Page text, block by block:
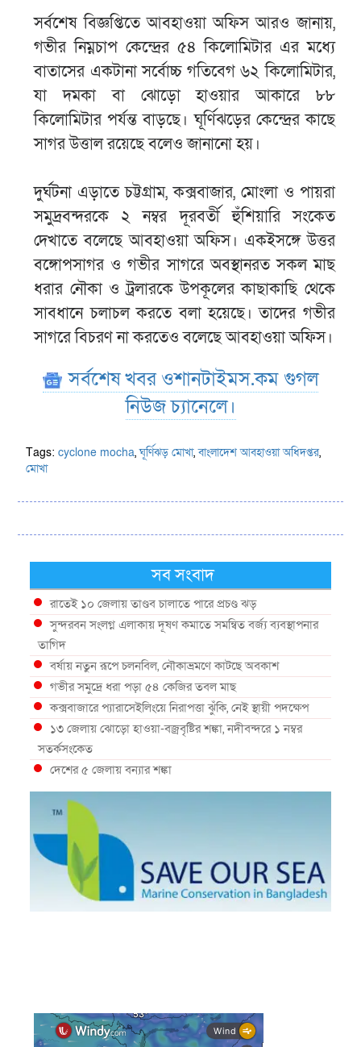
সর্বশেষ বিজ্ঞপ্তিতে আবহাওয়া অফিস আরও জানায়,
গভীর নিম্নচাপ কেন্দ্রের ৫৪ কিলোমিটার এর মধ্যে
বাতাসের একটানা সর্বোচ্চ গতিবেগ ৬২ কিলোমিটার,
যা দমকা বা ঝোড়ো হাওয়ার আকারে ৮৮
কিলোমিটার পর্যন্ত বাড়ছে। ঘূর্ণিঝড়ের কেন্দ্রের কাছে
সাগর উত্তাল রয়েছে বলেও জানানো হয়।
দুর্ঘটনা এড়াতে চট্টগ্রাম, কক্সবাজার, মোংলা ও পায়রা
সমুদ্রবন্দরকে ২ নম্বর দূরবর্তী হুঁশিয়ারি সংকেত
দেখাতে বলেছে আবহাওয়া অফিস। একইসঙ্গে উত্তর
বঙ্গোপসাগর ও গভীর সাগরে অবস্থানরত সকল মাছ
ধরার নৌকা ও ট্রলারকে উপকূলের কাছাকাছি থেকে
সাবধানে চলাচল করতে বলা হয়েছে। তাদের গভীর
সাগরে বিচরণ না করতেও বলেছে আবহাওয়া অফিস।
সর্বশেষ খবর ওশানটাইমস.কম গুগল
নিউজ চ্যানেলে।
Tags:cyclone mocha,ঘূর্ণিঝড় মোখা,বাংলাদেশ আবহাওয়া অধিদপ্তর,
মোখা
সব সংবাদ
রাতেই ১০ জেলায় তাণ্ডব চালাতে পারে প্রচণ্ড ঝড়
সুন্দরবন সংলগ্ন এলাকায় দূষণ কমাতে সমন্বিত বর্জ্য ব্যবস্থাপনার
তাগিদ
বর্ষায় নতুন রূপে চলনবিল, নৌকাভ্রমণে কাটছে অবকাশ
গভীর সমুদ্রে ধরা পড়া ৫৪ কেজির তবল মাছ
কক্সবাজারে প্যারাসেইলিংয়ে নিরাপত্তা ঝুঁকি, নেই স্থায়ী পদক্ষেপ
১৩ জেলায় ঝোড়ো হাওয়া-বজ্রবৃষ্টির শঙ্কা, নদীবন্দরে ১ নম্বর
সতর্কসংকেত
দেশের ৫ জেলায় বন্যার শঙ্কা
দেশের বিভিন্ন অঞ্চলে বজ্রবৃষ্টির আভাস, ঢাকার আকাশও মেঘলা
আগস্টে টানা বৃষ্টি ও বন্যার আভাস, সাগরে একাধিক লঘুচাপের
শঙ্কা
স্বস্তি ও শঙ্কার পূর্বাভাস দিল আবহাওয়া